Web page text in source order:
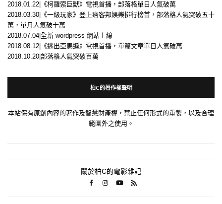
2018.01.22|《柯羅索巨獸》電視首播，部落格單日人氣破萬
2018.03.30|《一級玩家》登上痞客邦娛樂排行榜首，部落格人氣突破五十
萬，單月人氣破十萬
2018.07.04|全新 wordpress 網站上線
2018.08.12|《逃出亞馬遜》電視首播，單篇文章單日人氣破萬
2018.10.20|部落格人氣突破百萬
柏C的著作權聲明
本站保有原創內容的著作及智慧財產權，禁止任何形式的重製，以及合理
範圍外之使用。
關於柏C的電影雜記